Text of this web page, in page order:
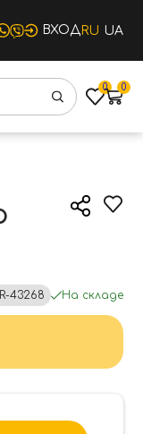
ВХОД RU UA
0 0
43268 На складе